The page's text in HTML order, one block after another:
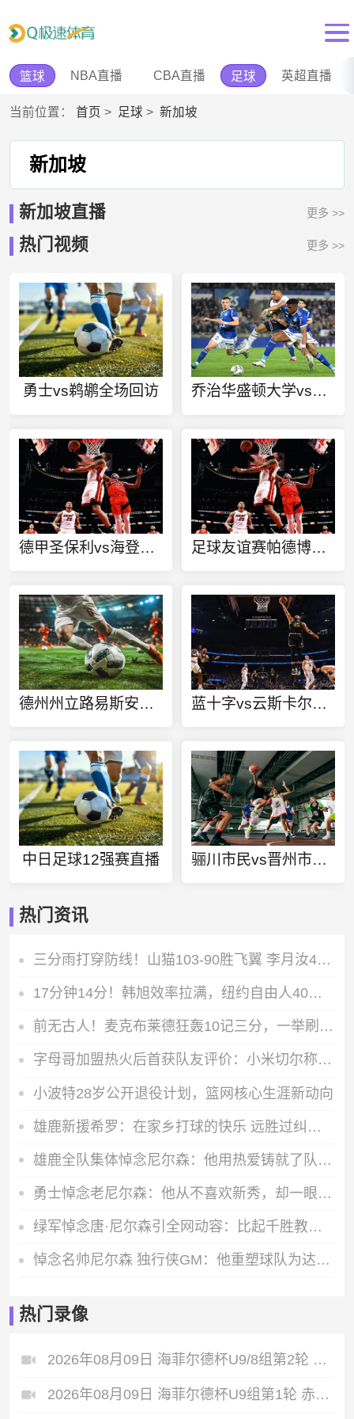
篮球 NBA直播 CBA直播 足球 英超直播
当前位置： 首页 > 足球 > 新加坡
新加坡
新加坡直播 更多 >>
热门视频 更多 >>
勇士vs鹈鹕全场回访 乔治华盛顿大学vs圣约瑟大学直播
德甲圣保利vs海登海姆直播 足球友谊赛帕德博恩vs艾默当踢球者直播
德州州立路易斯安那门罗大学今日赛事 蓝十字vs云斯卡尔达斯直播
中日足球12强赛直播 骊川市民vs晋州市民直播
热门资讯
三分雨打穿防线！山猫103-90胜飞翼 李月汝4分6板佩奇空砍23+8
17分钟14分！韩旭效率拉满，纽约自由人40分大胜王牌打出赛季最强一战
前无古人！麦克布莱德狂轰10记三分，一举刷新WNBA历史单场三分纪录
字母哥加盟热火后首获队友评价：小米切尔称他是天生赢家
小波特28岁公开退役计划，篮网核心生涯新动向
雄鹿新援希罗：在家乡打球的快乐 远胜过纠结下一份合同
雄鹿全队集体悼念尼尔森：他用热爱铸就了队史最辉煌的时代
勇士悼念老尼尔森：他从不喜欢新秀，却一眼相中库里改变了勇士队史
绿军悼念唐·尼尔森引全网动容：比起千胜教练，他的绿军球员身份更值得铭记
悼念名帅尼尔森 独行侠GM：他重塑球队为达拉斯带来赢球文化
热门录像
2026年08月09日 海菲尔德杯U9/8组第2轮 俄罗斯Taifun VS 光明城足球俱乐部虎队U8 全场录像
2026年08月09日 海菲尔德杯U9组第1轮 赤麟fc-蓝精灵 VS 长沙飞阳少年足球队U9 全场录像